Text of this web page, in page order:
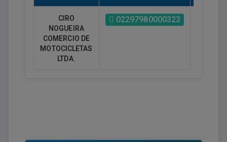
CIRO
NOGUEIRA
COMERCIO DE
MOTOCICLETAS
LTDA.
02297980000323